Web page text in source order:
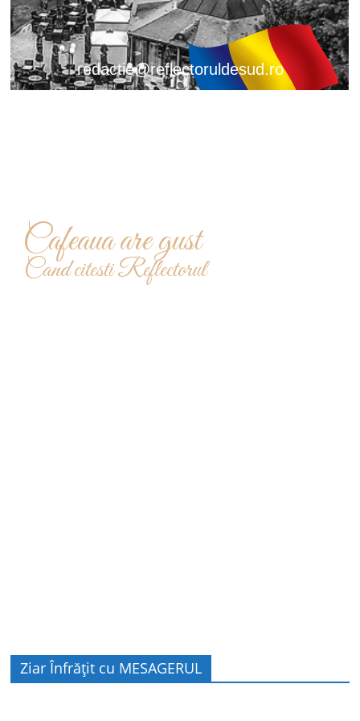
redactie@reflectoruldesud.ro
Cafeaua are gust
Cand citesti Reflectorul
Ziar Înfrățit cu MESAGERUL